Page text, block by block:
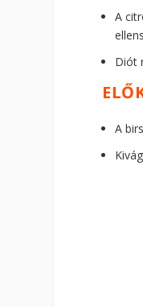
A
Diót
A